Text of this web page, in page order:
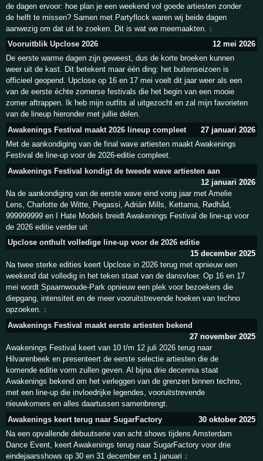
de dagen ervoor: hoe plan je een weekend vol goede artiesten zonder
de helft te missen? Samen met Partyflock waren wij beide dagen
aanwezig om dat uit te zoeken. Dit is wat we meemaakten.
1
Vooruitblik Upclose 2026
12 mei 2026
De eerste warme dagen zijn geweest, dus de korte broeken kunnen
weer uit de kast. Dit betekent maar één ding: het buitenseizoen is
officieel geopend. Upclose op 16 en 17 mei voelt dit jaar weer als een
van de eerste échte zomerse festivals die het begin van een mooie
zomer aftrappen. Ik heb mijn outfits al uitgezocht en zal mijn favorieten
van de lineup hieronder met jullie delen.
Awakenings Festival maakt 2026 lineup compleet
27 januari 2026
Met de aankondiging van de final wave artiesten maakt Awakenings
Festival de line-up voor de 2026-editie compleet.
Awakenings Festival kondigt de tweede wave artiesten aan
12 januari 2026
Na de aankondiging van de eerste wave eind vorig jaar met Amelie
Lens, Charlotte de Witte, Pegassi, Adrián Mills, Kettama, Rødhåd,
999999999 en I Hate Models breidt Awakenings Festival de line-up voor
de 2026 editie verder uit
Upclose onthult volledige line-up voor de 2026 editie
15 december 2025
Na twee sterke edities keert Upclose in 2026 terug met opnieuw een
weekend dat volledig in het teken staat van de dansvloer. Op 16 en 17
mei wordt Spaarnwoude-Park opnieuw een plek voor bezoekers die
diepgang, intensiteit en de meer vooruitstrevende hoeken van techno
opzoeken. 1
Awakenings Festival maakt eerste artiesten bekend
27 november 2025
Awakenings Festival keert van 10 t/m 12 juli 2026 terug naar
Hilvarenbeek en presenteert de eerste selectie artiesten die de
komende editie vorm zullen geven. Al bijna drie decennia staat
Awakenings bekend om het verleggen van de grenzen binnen techno,
met een line-up die invloedrijke legendes, vooruitstrevende
nieuwkomers en alles daartussen samenbrengt.
Awakenings keert terug naar SugarFactory
30 oktober 2025
Na een opvallende debuutserie van acht shows tijdens Amsterdam
Dance Event, keert Awakenings terug naar SugarFactory voor drie
eindejaarsshows op 30 en 31 december en 1 januari2